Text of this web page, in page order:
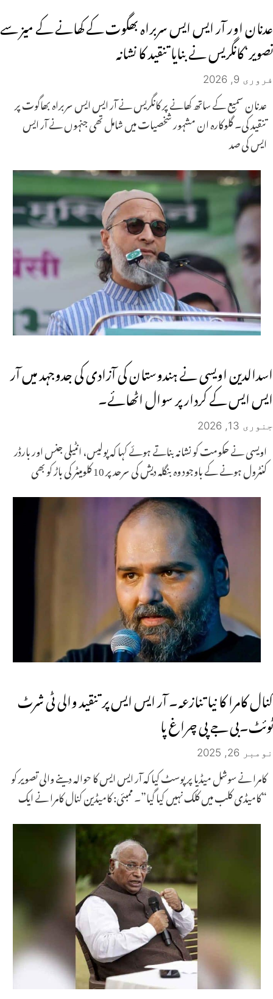
عدنان اور آر ایس ایس سربراہ بھگوت کے کھانے کے میز سے
تصویر‘کانگریس نے بنایا تنقید کا نشانہ
فروری 9, 2026
عدنان سمیع کے ساتھ کھانے پر کانگریس نے آر ایس ایس سربراہ بھاگوت پر
تنقید کی۔ گلوکارہ ان مشہور شخصیات میں شامل تھی جنہوں نے آر ایس
ایس کی صد
اسدالدین اویسی نے ہندوستان کی آزادی کی جدوجہد میں آر
ایس ایس کے کردار پر سوال اٹھائے۔
جنوری 13, 2026
اویسی نے حکومت کو نشانہ بناتے ہوئے کہا کہ پولیس، انٹیلی جنس اور بارڈر
کنٹرول ہونے کے باوجود وہ بنگلہ دیش کی سرحد پر 10 کلومیٹر کی باڑ کو بھی
کنال کامرا کا نیا تنازعہ۔ آر ایس ایس پر تنقید والی ٹی شرٹ
ٹوئٹ۔بی جے پی چراغ پا
نومبر 26, 2025
کامرا نے سوشل میڈیا پر پوسٹ کیا کہ آر ایس ایس کا حوالہ دینے والی تصویر کو
“کامیڈی کلب میں کلک نہیں کیا گیا”۔ ممبئی: کامیڈین کنال کامرا نے ایک